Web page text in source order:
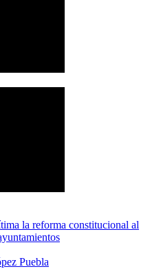
la reforma constitucional al
Puebla